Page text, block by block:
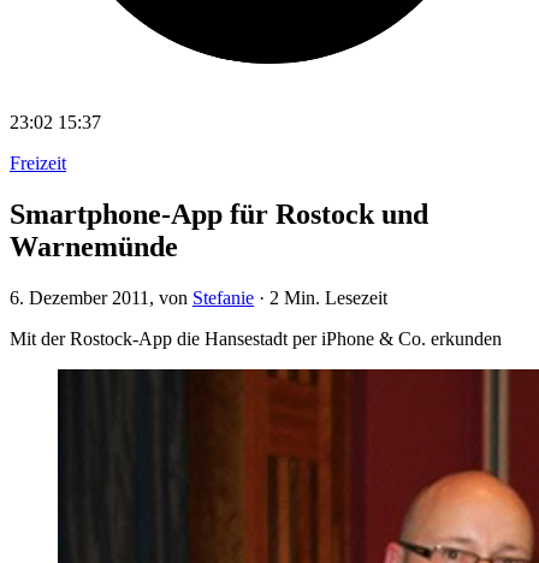
23:02 15:37
Freizeit
Smartphone-App für Rostock und
Warnemünde
6. Dezember 2011 , von Stefanie · 2 Min. Lesezeit
Mit der Rostock-App die Hansestadt per iPhone & Co. erkunden